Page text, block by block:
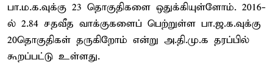
பா.ம.க.வுக்கு 23 தொகுதிகளை ஒதுக்கியுள்ளோம். 2016-
ல் 2.84 சதவீத வாக்குகளைப் பெற்றுள்ள பா.ஜ.க.வுக்கு
20தொகுதிகள் தருகிறோம் என்று அ.தி.மு.க தரப்பில்
கூறப்பட்டு உள்ளது.